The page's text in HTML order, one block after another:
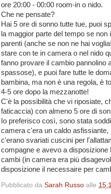
ore 20:00 - 00:00 room-in o nido.
Che ne pensate?
Hai 5 ore di sonno tutte tue, puoi
la maggior parte del tempo se
parenti (anche se non ne hai
stare con te in camera o nel nido
fanno provare il cambio pannolino
spassose), e puoi fare tutte le
bambina, ma non è una regola, è
4-5 ore dopo la mezzanotte!
C'è la possibilità che vi riposiate,
faticaccia) con almeno 5 ore di
Io preferisco così, sono stata
camera c'era un caldo
c'erano svariati cuscini per
compagne e avevo a disposizione
cambi (in camera era più
disposizione il necessaire per
Pubblicato da Sarah Russo alle